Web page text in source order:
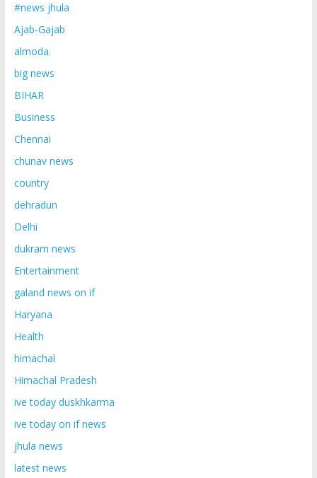
#news jhula
Ajab-Gajab
almoda.
big news
BIHAR
Business
Chennai
chunav news
country
dehradun
Delhi
dukram news
Entertainment
galand news on if
Haryana
Health
himachal
Himachal Pradesh
ive today duskhkarma
ive today on if news
jhula news
latest news